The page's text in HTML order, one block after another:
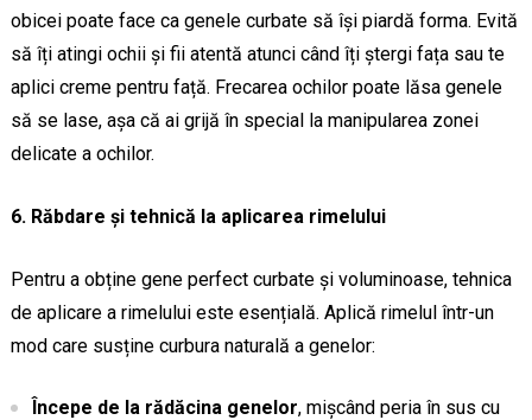
obicei poate face ca genele curbate să își piardă forma. Evită
să îți atingi ochii și fii atentă atunci când îți ștergi fața sau te
aplici creme pentru față. Frecarea ochilor poate lăsa genele
să se lase, așa că ai grijă în special la manipularea zonei
delicate a ochilor.
6. Răbdare și tehnică la aplicarea rimelului
Pentru a obține gene perfect curbate și voluminoase, tehnica
de aplicare a rimelului este esențială. Aplică rimelul într-un
mod care susține curbura naturală a genelor:
Începe de la rădăcina genelor, mișcând peria în sus cu